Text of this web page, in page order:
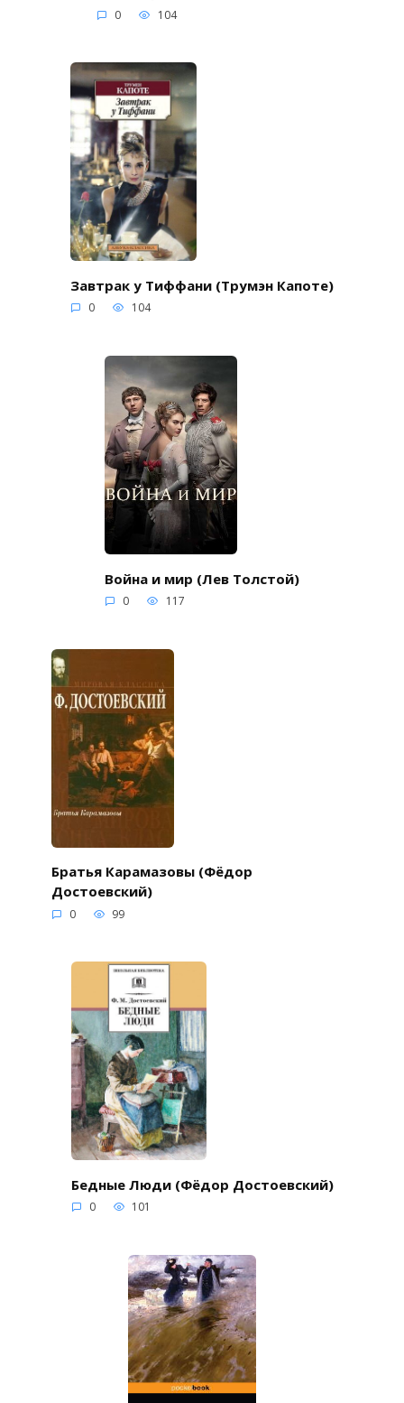
0 104
Завтрак у Тиффани (Трумэн Капоте)
0 104
Война и мир (Лев Толстой)
0 117
Братья Карамазовы (Фёдор
Достоевский)
0 99
Бедные Люди (Фёдор Достоевский)
0 101